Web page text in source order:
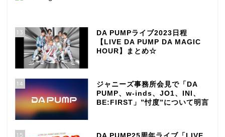
13
DA PUMPライブ2023日程
【LIVE DA PUMP DA MAGIC
HOUR】まとめ☆
14
ジャニーズ事務所会見で「DA
PUMP、w-inds、JO1、INI、
BE:FIRST」”忖度”について明言
15